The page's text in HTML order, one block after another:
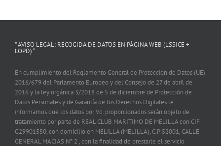
” AVISO LEGAL: RECOGIDA DE DATOS EN PÁGINA WEB (LSSICE +
LOPD) “
En cumplimiento del Reglamento General de Protección de Datos (UE)
2016/679 del Parlamento Europeo y del Consejo de 27 de abril de
2016 y la ley orgánica 3/2018 de 5 de diciembre de Protección de
Datos Personales y de Garantía de los Derechos Digitales le
informamos que los datos por Vd. proporcionados serán objeto de
tratamiento por parte de REAL CLUB MARITIMO DE MELILLA con CIF
G29901550, con domicilio en MELILLA (MELILLA), C.P. 52001, CALLE
GENERAL MACIAS Nº 2 , con la finalidad de prestarle el servicio